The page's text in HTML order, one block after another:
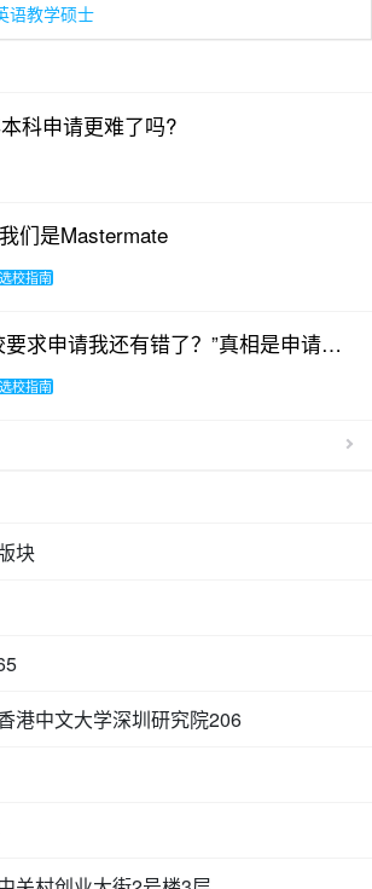
语教学硕士
科申请更难了吗?
们是Mastermate
校指南
“按学校要求申请我还有错了？”真相是申请季的“乖孩子”往往拿不到offer！
校指南
块
港中文大学深圳研究院206